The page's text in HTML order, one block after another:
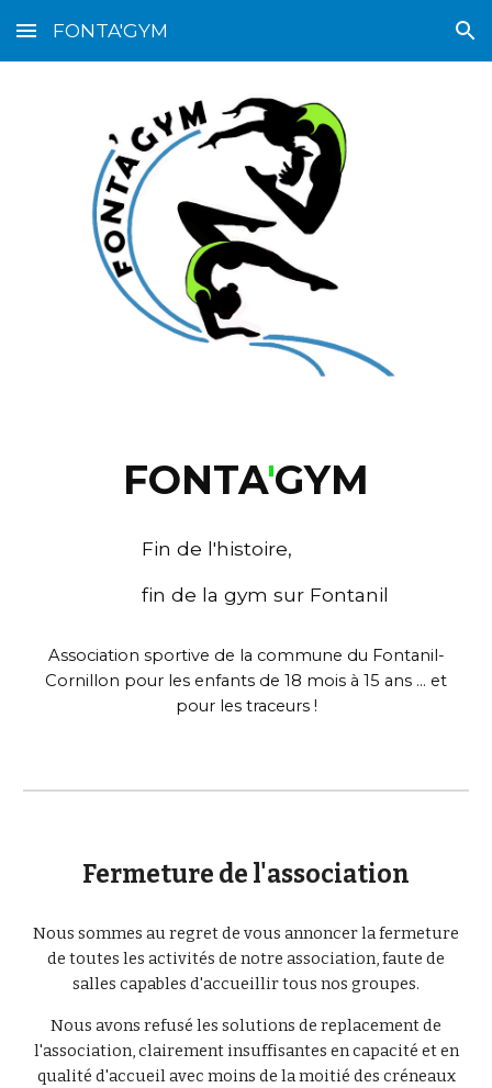
Skip to main content Skip to navigation
FONTA'GYM
FONTA'GYM
Fin de l'histoire,
fin de la gym sur Fontanil
Association sportive de la commune du Fontanil-
Cornillon pour les enfants de 18 mois à 15 ans ... et
pour les traceurs !
Fermeture de l'association
Nous sommes au regret de vous annoncer la fermeture
de toutes les activités de notre association, faute de
salles capables d'accueillir tous nos groupes.
Nous avons refusé les solutions de replacement de
l'association, clairement insuffisantes en capacité et en
qualité d'accueil avec moins de la moitié des créneaux